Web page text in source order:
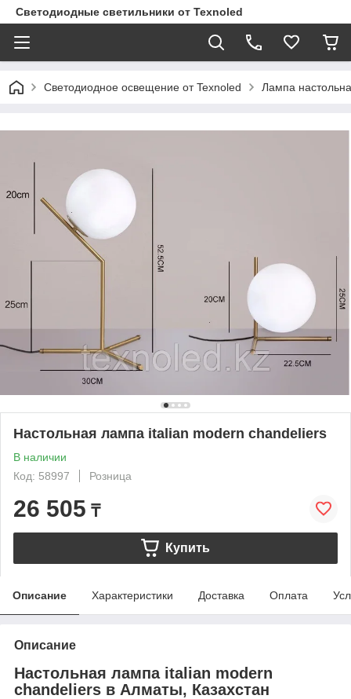
Светодиодные светильники от Texnoled
Светодиодное освещение от Texnoled Лампа
Настольная лампа italian modern chandeliers
В наличии
Код: 58997
Розница
26 505 ₸
Купить
Описание Характеристики Доставка Оплата
Описание
Настольная лампа italian modern
chandeliers в Алматы, Казахстан